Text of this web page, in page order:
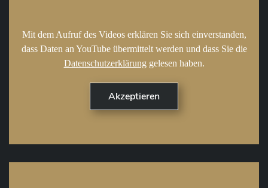
Mit dem Aufruf des Videos erklären Sie sich einverstanden,
dass Daten an YouTube übermittelt werden und dass Sie die
Datenschutzerklärung gelesen haben.